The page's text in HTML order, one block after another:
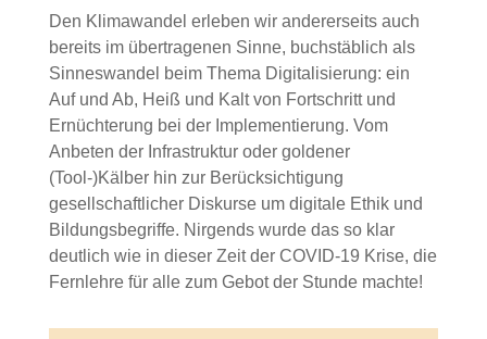
Den Klimawandel erleben wir andererseits auch
bereits im übertragenen Sinne, buchstäblich als
Sinneswandel beim Thema Digitalisierung: ein
Auf und Ab, Heiß und Kalt von Fortschritt und
Ernüchterung bei der Implementierung. Vom
Anbeten der Infrastruktur oder goldener
(Tool-)Kälber hin zur Berücksichtigung
gesellschaftlicher Diskurse um digitale Ethik und
Bildungsbegriffe. Nirgends wurde das so klar
deutlich wie in dieser Zeit der COVID-19 Krise, die
Fernlehre für alle zum Gebot der Stunde machte!